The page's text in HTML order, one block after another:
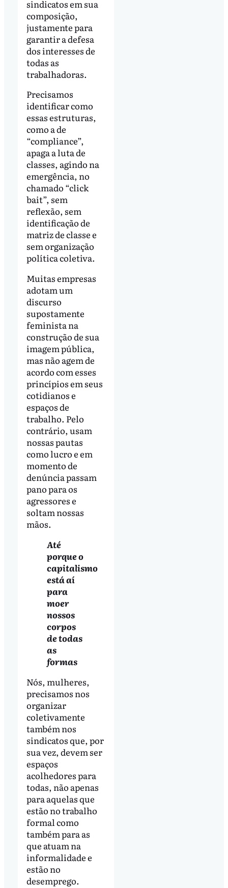
sindicatos em sua
composição,
justamente para
garantir a defesa
dos interesses de
todas as
trabalhadoras.
Precisamos
identificar como
essas estruturas,
como a de
“compliance”,
apaga a luta de
classes, agindo na
emergência, no
chamado “click
bait”, sem
reflexão, sem
identificação de
matriz de classe e
sem organização
política coletiva.
Muitas empresas
adotam um
discurso
supostamente
feminista na
construção de sua
imagem pública,
mas não agem de
acordo com esses
princípios em seus
cotidianos e
espaços de
trabalho. Pelo
contrário, usam
nossas pautas
como lucro e em
momento de
denúncia passam
pano para os
agressores e
soltam nossas
mãos.
Até
porque o
capitalismo
está aí
para
moer
nossos
corpos
de todas
as
formas
Nós, mulheres,
precisamos nos
organizar
coletivamente
também nos
sindicatos que, por
sua vez, devem ser
espaços
acolhedores para
todas, não apenas
para aquelas que
estão no trabalho
formal como
também para as
que atuam na
informalidade e
estão no
desemprego.